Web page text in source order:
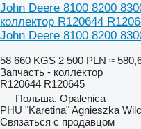
John Deere 8100 8200
коллектор R120644
John Deere 8100 8200
58 660 KGS 2 500 PLN ≈
Запчасть - коллектор
R120644 R120645
Польша, Opalenica
PHU "Karetina" Agnieszka
Связаться с продавцом